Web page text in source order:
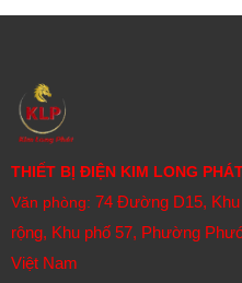
THIẾT BỊ ĐIỆN KIM LONG
Văn phòng: 74 Đường D15,
rộng, Khu phố 57, Phường
Việt Nam